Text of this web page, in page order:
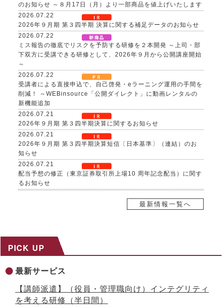
のお知らせ ～８月17日（月）より一部商品を値上げいたします
2026.07.22
2026年９月期 第３四半期 決算に関する補足データのお知らせ
2026.07.22
ミス報告の徹底でリスクを予防する研修を２本開発 ～上司・部
下双方に受講できる研修として、2026年９月から公開講座開始
～
2026.07.22
受講者による直接申込で、自己啓発・eラーニング運用の手間を
削減！ ～WEBinsource「公開ダイレクト」に動画レンタルの
新機能追加
2026.07.21
2026年９月期 第３四半期決算に関するお知らせ
2026.07.21
2026年９月期 第３四半期決算短信〔日本基準〕（連結）のお
知らせ
2026.07.21
配当予想の修正（東京証券取引所上場10 周年記念配当）に関す
るお知らせ
自己株式取得に係る事項の決定及び自己株式の消却に関するお
ペーンを開催 ～３日間29,800円の特別価格で公開講座を提供
イボート）」提供開始 ～先着100社限定キャンペーン実施中
2026.07.13
AI時代をリードする「ネオゼネラリスト」養成研修を開発 ～構
最新情報一覧へ
PICK UP
最新サービス
【講師派遣】（役員・管理職向け）インテグリティ
を考える研修（半日間）